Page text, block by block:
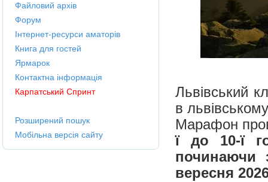
Львівський
в
Марафон
ї до 10-ї
починаючи
вересня
Файловий архів
Форум
Інтернет-ресурси аматорів
Книга для гостей
Ярмарок
Контактна інформація
Карпатський Спринт
Розширений пошук
Мобільна версія сайту